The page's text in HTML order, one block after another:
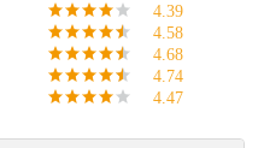
4.39
4.58
4.68
4.74
4.47